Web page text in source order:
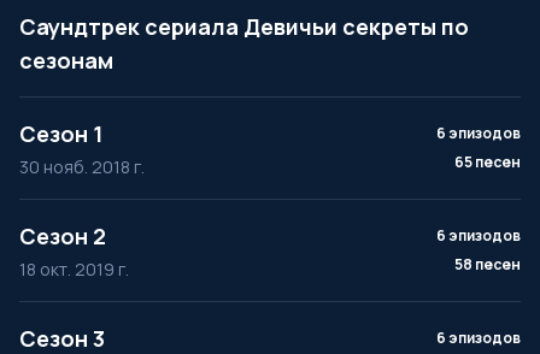
Саундтрек сериала Девичьи секреты по
сезонам
Сезон 1
30 нояб. 2018 г.
6 эпизодов
65 песен
Сезон 2
18 окт. 2019 г.
6 эпизодов
58 песен
Сезон 3
6 эпизодов